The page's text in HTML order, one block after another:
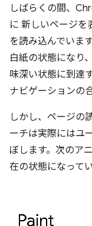
しばらくの間、
に 新しいページを
を読み込んでいま
白紙の状態になり
味深い状態に到達
ナビゲーションの
しかし、ページの
ーチは実際にはユ
ぼします。次のア
在の状態になってい